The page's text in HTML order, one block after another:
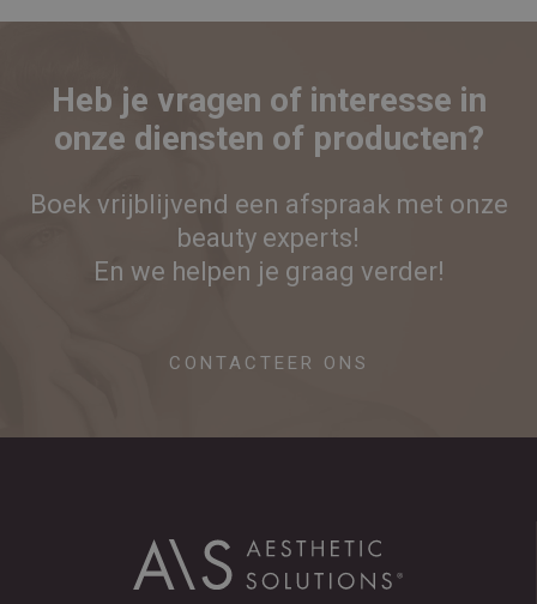
Heb je vragen of interesse in
onze diensten of producten?
Boek vrijblijvend een afspraak met onze
beauty experts!
En we helpen je graag verder!
CONTACTEER ONS